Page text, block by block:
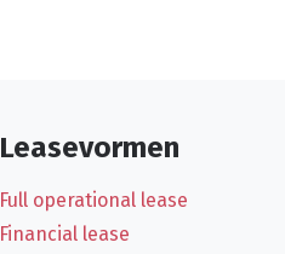
Leasevormen
Full operational lease
Financial lease